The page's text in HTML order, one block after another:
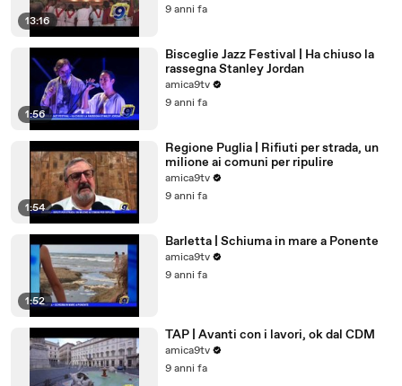
13:16
9 anni fa
1:56
Bisceglie Jazz Festival | Ha chiuso la
rassegna Stanley Jordan
amica9tv
9 anni fa
1:54
Regione Puglia | Rifiuti per strada, un
milione ai comuni per ripulire
amica9tv
9 anni fa
1:52
Barletta | Schiuma in mare a Ponente
amica9tv
9 anni fa
TAP | Avanti con i lavori, ok dal CDM
amica9tv
9 anni fa